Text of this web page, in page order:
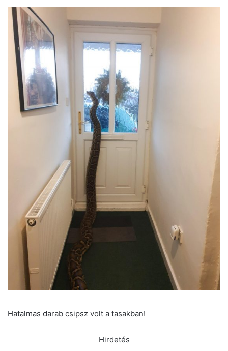
Hatalmas darab csipsz volt a tasakban!
Hirdetés